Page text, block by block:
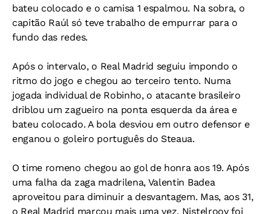
bateu colocado e o camisa 1 espalmou. Na sobra, o
capitão Raúl só teve trabalho de empurrar para o
fundo das redes.
Após o intervalo, o Real Madrid seguiu impondo o
ritmo do jogo e chegou ao terceiro tento. Numa
jogada individual de Robinho, o atacante brasileiro
driblou um zagueiro na ponta esquerda da área e
bateu colocado. A bola desviou em outro defensor e
enganou o goleiro português do Steaua.
O time romeno chegou ao gol de honra aos 19. Após
uma falha da zaga madrilena, Valentin Badea
aproveitou para diminuir a desvantagem. Mas, aos 31,
o Real Madrid marcou mais uma vez. Nistelrooy foi